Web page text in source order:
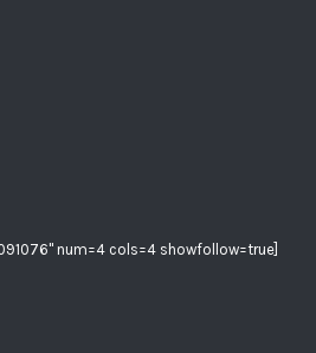
num=4 cols=4 showfollow=true]